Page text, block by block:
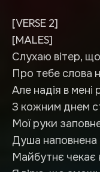
[VERSE 2]
[MALES]
Слухаю вітер,
Про тебе слова
Але надія в мені
З кожним днем
Мої руки
Душа
Майбутнє чекає